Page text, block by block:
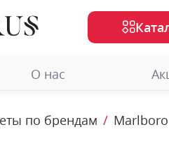
О нас
по брендам Marlboro